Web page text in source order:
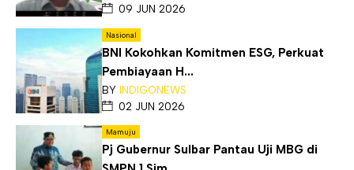
09 JUN 2026
Nasional
BNI Kokohkan Komitmen ESG, Perkuat
Pembiayaan H...
BY INDIGONEWS
02 JUN 2026
Mamuju
Pj Gubernur Sulbar Pantau Uji MBG di